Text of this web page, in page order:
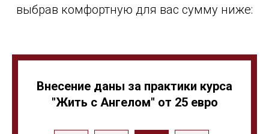
выбрав комфортную для вас сумму ниже:
Внесение даны за практики курса
"Жить с Ангелом" от 25 евро